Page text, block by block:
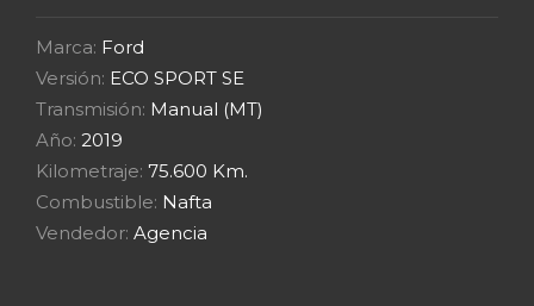
Marca: Ford
Versión: ECO SPORT SE
Transmisión: Manual (MT)
Año: 2019
Kilometraje: 75.600 Km.
Combustible: Nafta
Vendedor: Agencia